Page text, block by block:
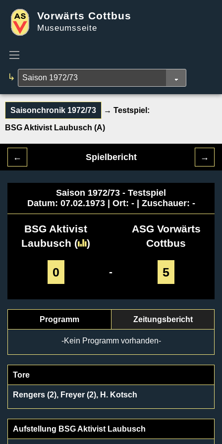
Vorwärts Cottbus
Museumsseite
↳
Saisonchronik 1972/73 → Testspiel:
BSG Aktivist Laubusch (A)
← Spielbericht →
Saison 1972/73 - Testspiel
Datum: 07.02.1973 | Ort: - | Zuschauer: -
BSG Aktivist
Laubusch ( )
ASG Vorwärts
Cottbus
0 - 5
Programm Zeitungsbericht
-Kein Programm vorhanden-
Tore
Rengers (2), Freyer (2), H. Kotsch
Aufstellung BSG Aktivist Laubusch